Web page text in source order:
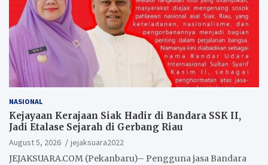
NASIONAL
Kejayaan Kerajaan Siak Hadir di Bandara SSK II,
Jadi Etalase Sejarah di Gerbang Riau
August 5, 2026
jejaksuara2022
JEJAKSUARA.COM (Pekanbaru)– Pengguna jasa Bandara